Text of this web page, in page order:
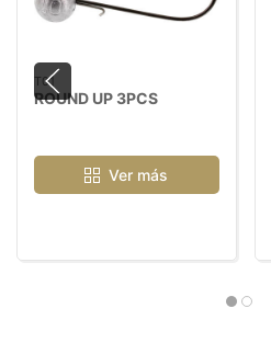
T01
ROUND UP 3PCS
Ver más